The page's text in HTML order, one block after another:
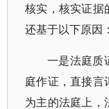
核实，核实证据
还基于以下原因：
一是法庭质
庭作证，直接言
为主的法庭上，